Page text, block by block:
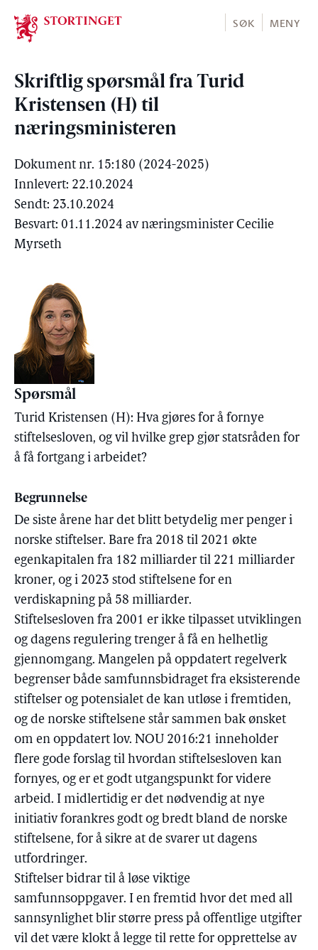
Stortinget.no
SØK MENY
Skriftlig spørsmål fra Turid
Kristensen (H) til
næringsministeren
Dokument nr. 15:180 (2024-2025)
Innlevert: 22.10.2024
Sendt: 23.10.2024
Besvart: 01.11.2024 av næringsminister Cecilie
Myrseth
Spørsmål
Turid Kristensen (H): Hva gjøres for å fornye
stiftelsesloven, og vil hvilke grep gjør statsråden for
å få fortgang i arbeidet?
Begrunnelse
De siste årene har det blitt betydelig mer penger i
norske stiftelser. Bare fra 2018 til 2021 økte
egenkapitalen fra 182 milliarder til 221 milliarder
kroner, og i 2023 stod stiftelsene for en
verdiskapning på 58 milliarder.
Stiftelsesloven fra 2001 er ikke tilpasset utviklingen
og dagens regulering trenger å få en helhetlig
gjennomgang. Mangelen på oppdatert regelverk
begrenser både samfunnsbidraget fra eksisterende
stiftelser og potensialet de kan utløse i fremtiden,
og de norske stiftelsene står sammen bak ønsket
om en oppdatert lov. NOU 2016:21 inneholder
flere gode forslag til hvordan stiftelsesloven kan
fornyes, og er et godt utgangspunkt for videre
arbeid. I midlertidig er det nødvendig at nye
initiativ forankres godt og bredt bland de norske
stiftelsene, for å sikre at de svarer ut dagens
utfordringer.
Stiftelser bidrar til å løse viktige
samfunnsoppgaver. I en fremtid hvor det med all
sannsynlighet blir større press på offentlige utgifter
vil det være klokt å legge til rette for opprettelse av